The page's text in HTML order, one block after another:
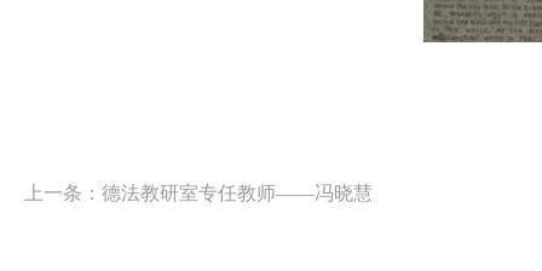
上一条： 德法教研室专任教师——冯晓慧